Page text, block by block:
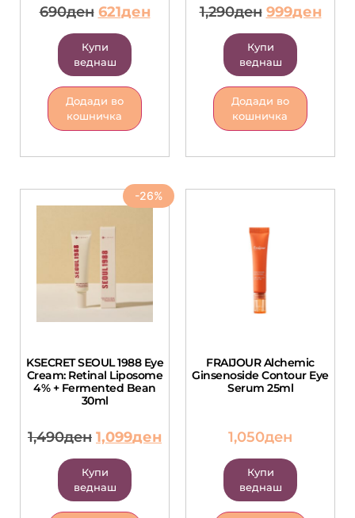
690ден 621ден
Купи
веднаш
Додади во
кошничка
1,290ден 999ден
Купи
веднаш
Додади во
кошничка
-26%
KSECRET SEOUL 1988 Eye
Cream: Retinal Liposome
4% + Fermented Bean
30ml
1,490ден 1,099ден
Купи
веднаш
FRAIJOUR Alchemic
Ginsenoside Contour Eye
Serum 25ml
1,050ден
Купи
веднаш